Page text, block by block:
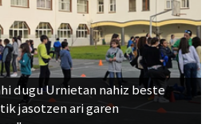
dugu Urnietan nahiz beste
jasotzen ari garen